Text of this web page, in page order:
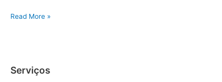
A
t
Read More »
Serviços